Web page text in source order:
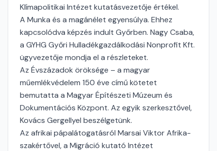
Klímapolitikai Intézet kutatásvezetője értékel.
A Munka és a magánélet egyensúlya. Ehhez
kapcsolódva képzés indult Győrben. Nagy Csaba,
a GYHG Győri Hulladékgazdálkodási Nonprofit Kft.
ügyvezetője mondja el a részleteket.
Az Évszázadok öröksége – a magyar
műemlékvédelem 150 éve című kötetet
bemutatta a Magyar Építészeti Múzeum és
Dokumentációs Központ. Az egyik szerkesztővel,
Kovács Gergellyel beszélgetünk.
Az afrikai pápalátogatásról Marsai Viktor Afrika-
szakértővel, a Migráció kutató Intézet